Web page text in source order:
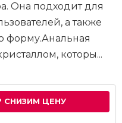
Она подходит для
а также
форму.Анальная
которы...
ЦЕНУ